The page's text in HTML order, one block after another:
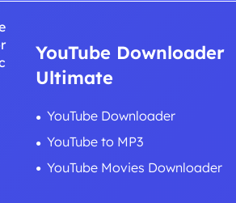
YouTube Downloader
Ultimate
YouTube Downloader
YouTube to MP3
YouTube Movies Downloader